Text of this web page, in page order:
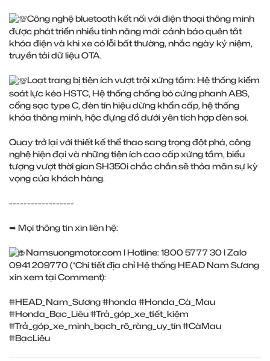
Công nghệ bluetooth kết nối với điện thoại thông minh
được phát triển nhiều tính năng mới: cảnh báo quên tắt
khóa điện và khi xe có lỗi bất thường, nhắc ngày kỷ niệm,
truyền tải dữ liệu OTA.
Loạt trang bị tiện ích vượt trội xứng tầm: Hệ thống kiểm
soát lực kéo HSTC, Hệ thống chống bó cứng phanh ABS,
cổng sạc type C, đèn tín hiệu dừng khẩn cấp, hệ thống
khóa thông minh, hộc đựng đồ dưới yên tích hợp đèn soi.
Quay trở lại với thiết kế thể thao sang trọng đột phá, công
nghệ hiện đại và những tiện ích cao cấp xứng tầm, biểu
tượng vượt thời gian SH350i chắc chắn sẽ thỏa mãn sự kỳ
vọng của khách hàng.
------------------
➥ Mọi thông tin xin liên hệ:
Namsuongmotor.com l Hotline: 1800 5777 30 l Zalo
0941 209770 (*Chi tiết địa chỉ Hệ thống HEAD Nam Sương
xin xem tại Comment):
#HEAD_Nam_Sương#honda #Honda_Cà_Mau
#Honda_Bạc_Liêu#Trả_góp_xe_tiết_kiệm
#Trả_góp_xe_minh_bạch_rõ_ràng_uy_tín#CàMau
#BạcLiêu